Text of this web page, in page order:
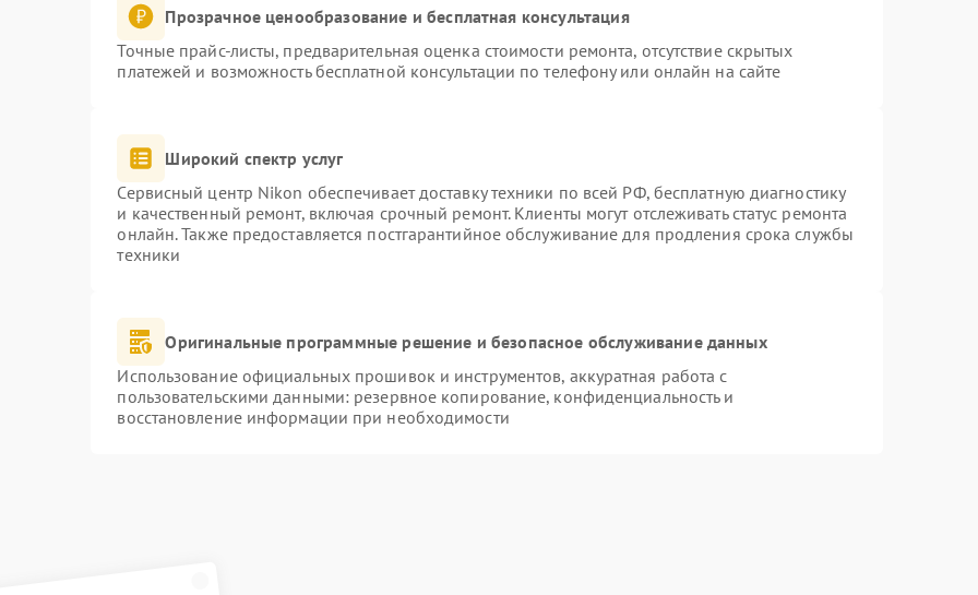
Прозрачное ценообразование и бесплатная консультация
Точные прайс-листы, предварительная оценка стоимости ремонта, отсутствие скрытых
платежей и возможность бесплатной консультации по телефону или онлайн на сайте
Широкий спектр услуг
Сервисный центр Nikon обеспечивает доставку техники по всей РФ, бесплатную диагностику
и качественный ремонт, включая срочный ремонт. Клиенты могут отслеживать статус ремонта
онлайн. Также предоставляется постгарантийное обслуживание для продления срока службы
техники
Оригинальные программные решение и безопасное обслуживание данных
Использование официальных прошивок и инструментов, аккуратная работа с
пользовательскими данными: резервное копирование, конфиденциальность и
восстановление информации при необходимости